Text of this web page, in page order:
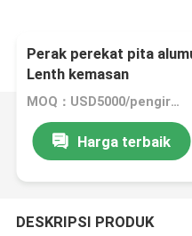
Perak perekat pita
Lenth kemasan
MOQ：USD5000/pengiriman
Harga terbaik
DESKRIPSI PRODUK